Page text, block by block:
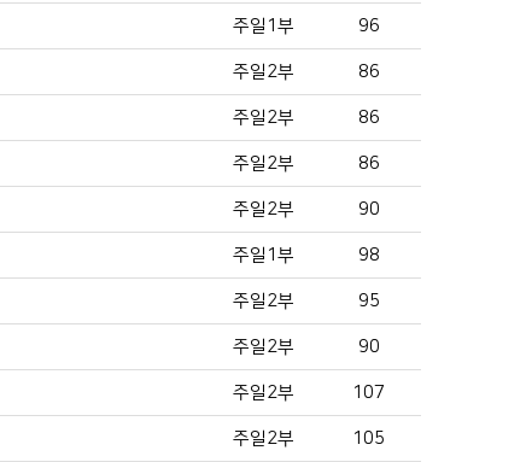
주일1부 96
주일2부 86
주일2부 86
주일2부 86
주일2부 90
주일1부 98
주일2부 95
주일2부 90
주일2부 107
주일2부 105